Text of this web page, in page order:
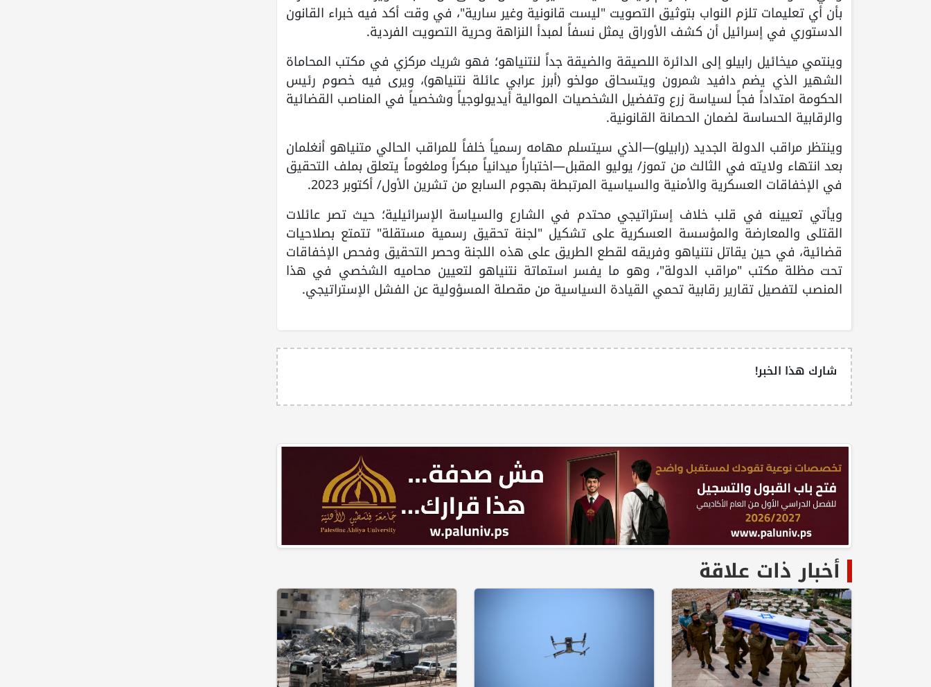
بأن أي تعليمات تلزم النواب بتوثيق التصويت "ليست قانونية وغير سارية"، في وقت أكد فيه خبراء القانون
الدستوري في إسرائيل أن كشف الأوراق يمثل نسفاً لمبدأ النزاهة وحرية التصويت الفردية.
وينتمي ميخائيل رابيلو إلى الدائرة اللصيقة والضيقة جداً لنتنياهو؛ فهو شريك مركزي في مكتب المحاماة
الشهير الذي يضم دافيد شمرون ويتسحاق مولخو (أبرز عرابي عائلة نتنياهو)، ويرى فيه خصوم رئيس
الحكومة امتداداً فجاً لسياسة زرع وتفضيل الشخصيات الموالية أيديولوجياً وشخصياً في المناصب القضائية
والرقابية الحساسة لضمان الحصانة القانونية.
وينتظر مراقب الدولة الجديد (رابيلو)—الذي سيتسلم مهامه رسمياً خلفاً للمراقب الحالي متنياهو أنغلمان
بعد انتهاء ولايته في الثالث من تموز/ يوليو المقبل—اختباراً ميدانياً مبكراً وملغوماً يتعلق بملف التحقيق
في الإخفاقات العسكرية والأمنية والسياسية المرتبطة بهجوم السابع من تشرين الأول/ أكتوبر 2023.
ويأتي تعيينه في قلب خلاف إستراتيجي محتدم في الشارع والسياسة الإسرائيلية؛ حيث تصر عائلات
القتلى والمعارضة والمؤسسة العسكرية على تشكيل "لجنة تحقيق رسمية مستقلة" تتمتع بصلاحيات
قضائية، في حين يقاتل نتنياهو وفريقه لقطع الطريق على هذه اللجنة وحصر التحقيق وفحص الإخفاقات
تحت مظلة مكتب "مراقب الدولة"، وهو ما يفسر استماتة نتنياهو لتعيين محاميه الشخصي في هذا
المنصب لتفصيل تقارير رقابية تحمي القيادة السياسية من مقصلة المسؤولية عن الفشل الإستراتيجي.
شارك هذا الخبر!
أخبار ذات علاقة